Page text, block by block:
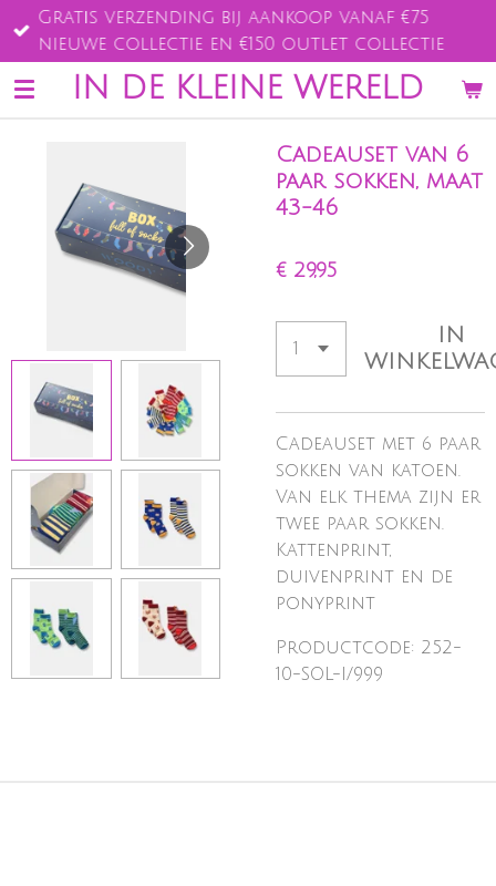
Ga
direct
naar
de
IN DE KLEINE WERELD
Gratis verzending bij aankoop vanaf €75
nieuwe collectie en €150 outlet collectie
Cadeauset van 6
paar sokken, maat
43-46
€ 29,95
IN
Cadeauset met 6 paar
sokken van katoen.
Van elk thema zijn er
twee paar sokken.
Kattenprint,
duivenprint en de
ponyprint
Productcode: 252-
10-SOL-I/999